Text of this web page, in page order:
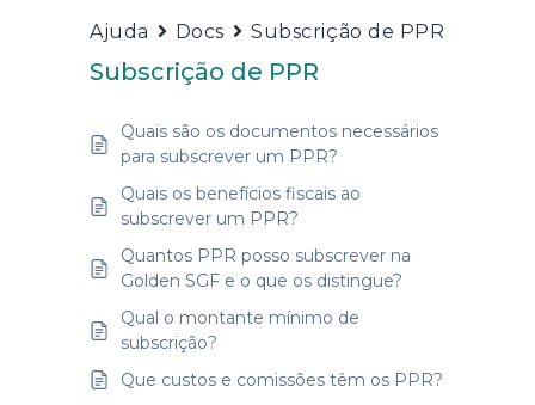
Ajuda Docs Subscrição de PPR
Subscrição de PPR
Quais são os documentos necessários
para subscrever um PPR?
Quais os benefícios fiscais ao
subscrever um PPR?
Quantos PPR posso subscrever na
Golden SGF e o que os distingue?
Qual o montante mínimo de
subscrição?
Que custos e comissões têm os PPR?